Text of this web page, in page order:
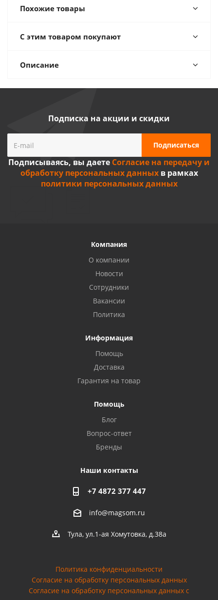
Похожие товары
С этим товаром покупают
Описание
Подписка на акции и скидки
Подписываясь, вы даете Согласие на передачу и
обработку персональных данныхв рамках
политики персональных данных
Компания
О компании
Новости
Сотрудники
Вакансии
Политика
Информация
Помощь
Доставка
Гарантия на товар
Помощь
Блог
Вопрос-ответ
Бренды
Наши контакты
+7 4872 377 447
info@magsom.ru
Тула, ул.1-ая Хомутовка, д.38а
Политика конфиденциальности
Согласие на обработку персональных данных
Cогласие на обработку персональных данных с